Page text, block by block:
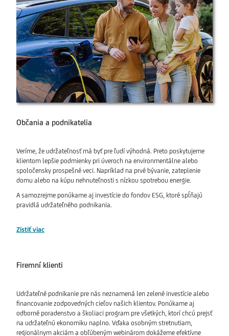
Občania a podnikatelia
Veríme, že udržateľnosť má byť pre ľudí výhodná. Preto poskytujeme
klientom lepšie podmienky pri úveroch na environmentálne alebo
spoločensky prospešné veci. Napríklad na prvé bývanie, zateplenie
domu alebo na kúpu nehnuteľnosti s nízkou spotrebou energie.
A samozrejme ponúkame aj investície do fondov ESG, ktoré spĺňajú
pravidlá udržateľného podnikania.
Zistiť viac
Firemní klienti
Udržateľné podnikanie pre nás neznamená len zelené investície alebo
financovanie zodpovedných cieľov našich klientov. Ponúkame aj
odborné poradenstvo a školiaci program pre všetkých, ktorí chcú prejsť
na udržateľnú ekonomiku naplno. Vďaka osobným stretnutiam,
regionálnym akciám a obľúbeným webinárom dokážeme efektívne